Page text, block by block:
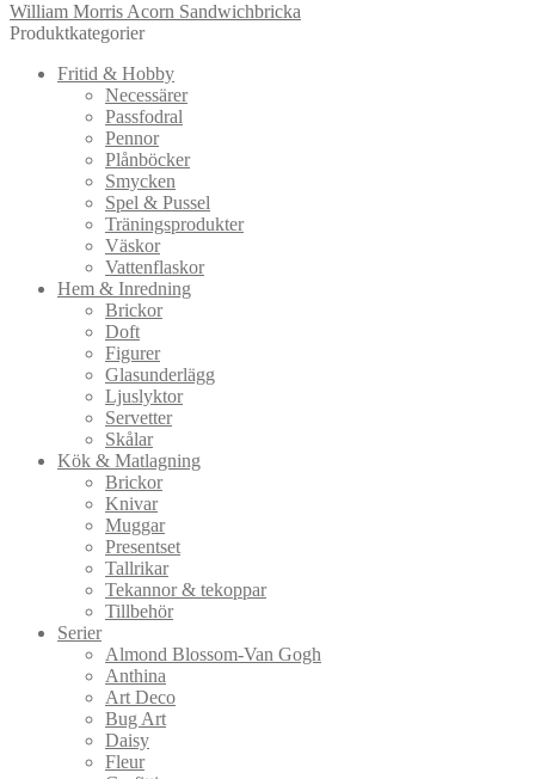
William Morris Acorn Sandwichbricka
Produktkategorier
Fritid & Hobby
Necessärer
Passfodral
Pennor
Plånböcker
Smycken
Spel & Pussel
Träningsprodukter
Väskor
Vattenflaskor
Hem & Inredning
Brickor
Doft
Figurer
Glasunderlägg
Ljuslyktor
Servetter
Skålar
Kök & Matlagning
Brickor
Knivar
Muggar
Presentset
Tallrikar
Tekannor & tekoppar
Tillbehör
Serier
Almond Blossom-Van Gogh
Anthina
Art Deco
Bug Art
Daisy
Fleur